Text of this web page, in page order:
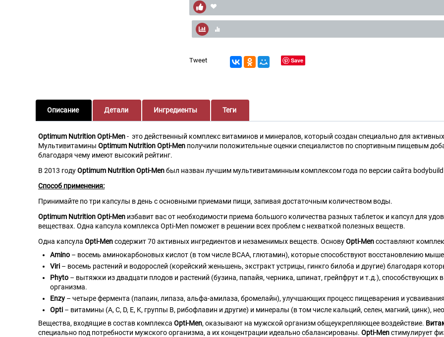
Tweet Save
Описание Детали Ингредиенты Теги
Optimum Nutrition Opti-Men- это действенный комплекс витаминов и минералов, который создан специально для
Мультивитамины Optimum Nutrition Opti-Men получили положительные оценки специалистов по спортивным пищевым
благодаря чему имеют высокий рейтинг.
В 2013 годуOptimum Nutrition Opti-Menбыл назван лучшим мультивитаминным комплексом года по версии сайта
Способ применения:
Принимайте по три капсулы в день с основными приемами пищи, запивая достаточным количеством воды.
Optimum Nutrition Opti-Men избавит вас от необходимости приема большого количества разных таблеток и капсул для
веществах. Одна капсула комплекса Opti-Men поможет в решении всех проблем с нехваткой полезных веществ.
Одна капсула Opti-Menсодержит 70 активных ингредиентов и незаменимых веществ. ОсновуOpti-Menсоставляют
Amino – восемь аминокарбоновых кислот (в том числе BCAA, глютамин), которые способствуют восстановлению
Viri – восемь растений и водорослей (корейский женьшень, экстракт устрицы, гинкго билоба и другие) благодаря
Phyto – вытяжки из двадцати плодов и растений (бузина, папайя, черника, шпинат, грейпфрут и т.д.),
организма.
Enzy – четыре фермента (папаин, липаза, альфа-амилаза, бромелайн), улучшающих процесс пищеварения и
Opti – витамины (A, C, D, E, K, группы B, рибофлавин и другие) и минералы (в том числе кальций, селен, магний, цинк),
Вещества, входящие в состав комплекса Opti-Men, оказывают на мужской организм общеукрепляющее воздействие.
специально под потребности мужского организма, а их концентрации идеально сбалансированы. Opti-Menстимулирует